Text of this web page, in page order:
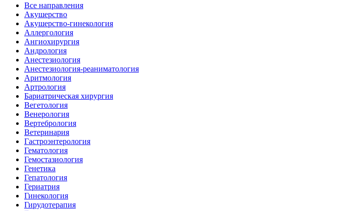
Все направления
Акушерство
Акушерство-гинекология
Аллергология
Ангиохирургия
Андрология
Анестезиология
Анестезиология-реаниматология
Аритмология
Артрология
Бариатрическая хирургия
Вегетология
Венерология
Вертебрология
Ветеринария
Гастроэнтерология
Гематология
Гемостазиология
Генетика
Гепатология
Гериатрия
Гинекология
Гирудотерапия